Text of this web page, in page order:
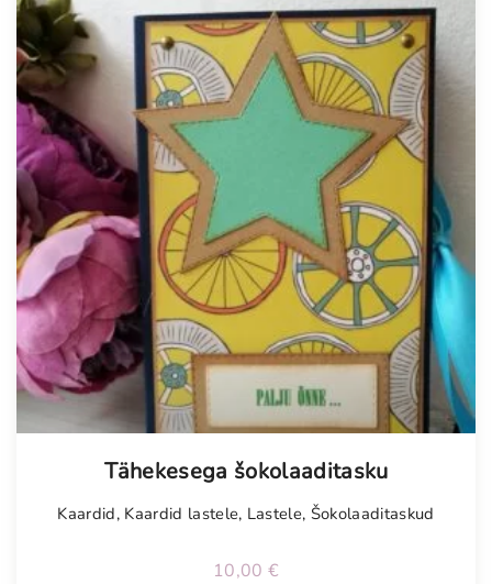
Tähekesega šokolaaditasku
Kaardid, Kaardid lastele, Lastele, Šokolaaditaskud
10,00 €